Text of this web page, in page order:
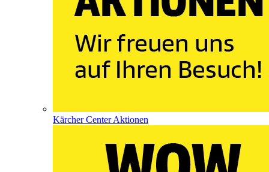
Kärcher Center Aktionen